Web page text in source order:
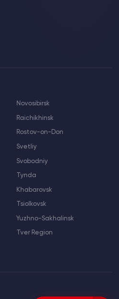
Novosibirsk
Raichikhinsk
Rostov-on-Don
Svetliy
Svobodniy
Tynda
Khabarovsk
Tsiolkovsk
Yuzhno-Sakhalinsk
Tver Region